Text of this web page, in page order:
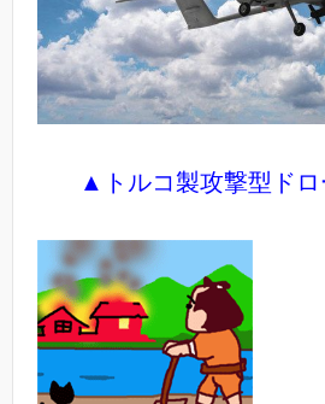
▲トルコ製攻撃型ドロ